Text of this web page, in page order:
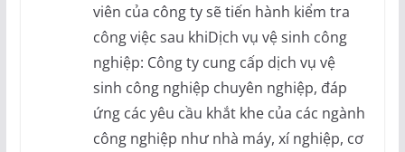
viên của công ty sẽ tiến hành kiểm tra
công việc sau khiDịch vụ vệ sinh công
nghiệp: Công ty cung cấp dịch vụ vệ
sinh công nghiệp chuyên nghiệp, đáp
ứng các yêu cầu khắt khe của các ngành
công nghiệp như nhà máy, xí nghiệp, cơ